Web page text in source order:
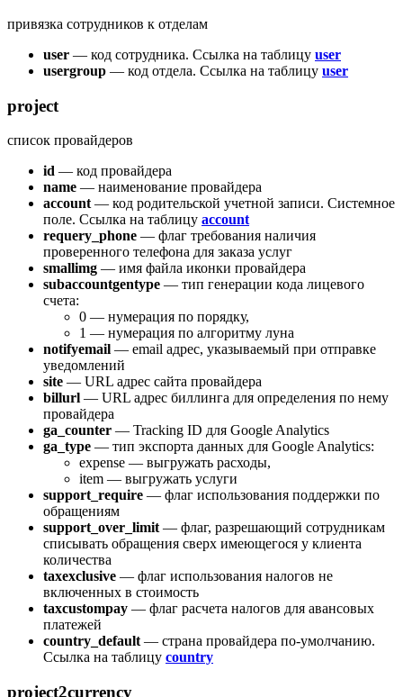
привязка сотрудников к отделам
user — код сотрудника. Ссылка на таблицу user
usergroup — код отдела. Ссылка на таблицу user
project
список провайдеров
id — код провайдера
name — наименование провайдера
account— код родительской учетной записи. Системное
поле. Ссылка на таблицу account
requery_phone — флаг требования наличия
проверенного телефона для заказа услуг
smallimg — имя файла иконки провайдера
subaccountgentype — тип генерации кода лицевого
счета:
0 — нумерация по порядку,
1 — нумерация по алгоритму луна
notifyemail — email адрес, указываемый при отправке
уведомлений
site — URL адрес сайта провайдера
billurl — URL адрес биллинга для определения по нему
провайдера
ga_counter — Tracking ID для Google Analytics
ga_type — тип экспорта данных для Google Analytics:
expense — выгружать расходы,
item — выгружать услуги
support_require — флаг использования поддержки по
обращениям
support_over_limit— флаг, разрешающий сотрудникам
списывать обращения сверх имеющегося у клиента
количества
taxexclusive — флаг использования налогов не
включенных в стоимость
taxcustompay — флаг расчета налогов для авансовых
платежей
country_default— страна провайдера по-умолчанию.
Ссылка на таблицу country
project2currency